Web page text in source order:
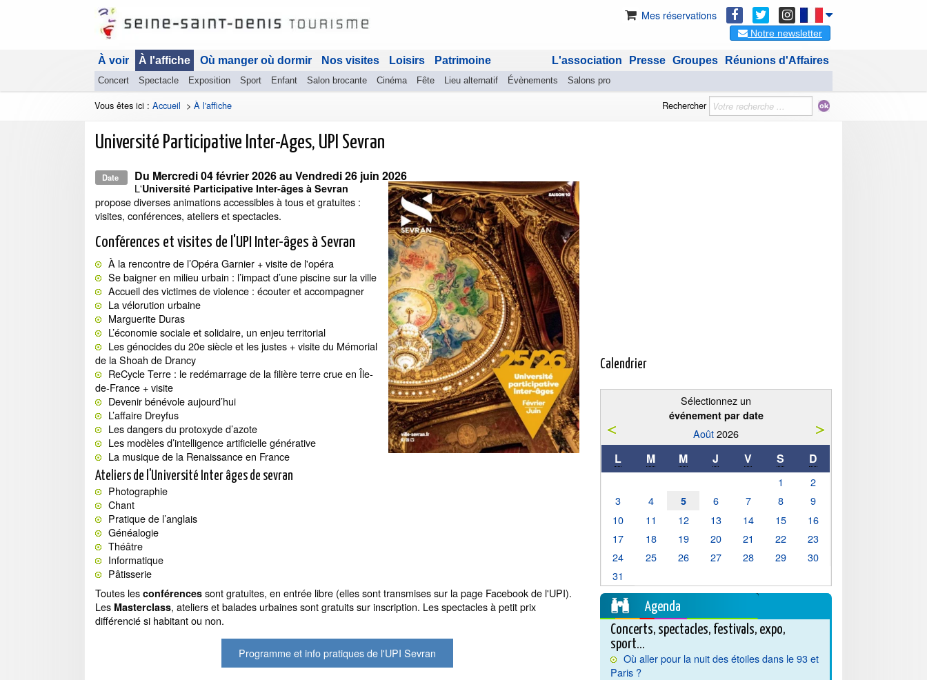
Mes réservations
Notre newsletter
À voir À l'affiche
Concert Spectacle Exposition Sport Enfant Salon brocante Cinéma Fête Lieu alternatif Évènements Salons pro
Où manger où dormir Nos visites Loisirs Patrimoine Réunions d'Affaires
Groupes
Presse
L'association
Vous êtes ici : Accueil > À l'affiche Rechercher
Université Participative Inter-Ages, UPI Sevran
Date Du Mercredi 04 février 2026au Vendredi 26 juin 2026
L'Université Participative Inter-âges à Sevran
propose diverses animations accessibles à tous et gratuites :
visites, conférences, ateliers et spectacles.
Conférences et visites de l'UPI Inter-âges à Sevran
À la rencontre de l’Opéra Garnier + visite de l'opéra
Se baigner en milieu urbain : l’impact d’une piscine sur la ville
Accueil des victimes de violence : écouter et accompagner
La vélorution urbaine
Marguerite Duras
L’économie sociale et solidaire, un enjeu territorial
Les génocides du 20e siècle et les justes + visite du Mémorial
de la Shoah de Drancy
ReCycle Terre : le redémarrage de la filière terre crue en Île-
de-France + visite
Devenir bénévole aujourd’hui
L’affaire Dreyfus
Les dangers du protoxyde d’azote
Les modèles d’intelligence artificielle générative
La musique de la Renaissance en France
Ateliers de l'Université Inter âges de sevran
Photographie
Chant
Pratique de l’anglais
Généalogie
Théâtre
Informatique
Pâtisserie
Toutes les conférences sont gratuites, en entrée libre (elles sont transmises sur la page Facebook de l'UPI).
Les Masterclass, ateliers et balades urbaines sont gratuits sur inscription. Les spectacles à petit prix
différencié si habitant ou non.
Programme et info pratiques de l'UPI Sevran
Calendrier
Sélectionnez un
événement par date
Août2026
L M M J V S D
1
2
3
4 5 6 7 8
9
10
11 12 13 14 15
16
17
18 19 20 21 22
23
24
25 26 27 28 29
30
31
Agenda
Concerts, spectacles, festivals, expo,
sport...
Où aller pour la nuit des étoiles dans le 93 et
Paris ?